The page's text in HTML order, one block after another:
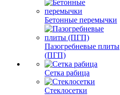
Бетонные перемычки
Пазогребневые плиты
(ПГП)
Сетка рабица
Стеклосетки